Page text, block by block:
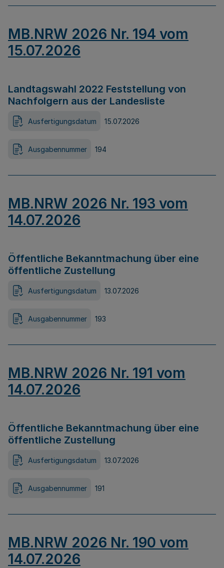
MB.NRW 2026 Nr. 194 vom
15.07.2026
Landtagswahl 2022 Feststellung von
Nachfolgern aus der Landesliste
Ausfertigungsdatum 15.07.2026
Ausgabennummer 194
MB.NRW 2026 Nr. 193 vom
14.07.2026
Öffentliche Bekanntmachung über eine
öffentliche Zustellung
Ausfertigungsdatum 13.07.2026
Ausgabennummer 193
MB.NRW 2026 Nr. 191 vom
14.07.2026
Öffentliche Bekanntmachung über eine
öffentliche Zustellung
Ausfertigungsdatum 13.07.2026
Ausgabennummer 191
MB.NRW 2026 Nr. 190 vom
14.07.2026